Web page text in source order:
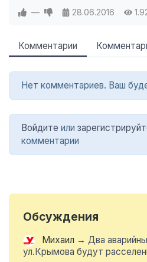
— 28.06.2016
Комментарии
Нет комментариев. Ваш
Войдите или
комментарии
Обсуждения
Михаил → Два
ул.Крымова будут